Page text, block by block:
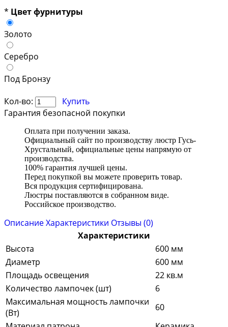
* Цвет фурнитуры
Золото
Серебро
Под Бронзу
Кол-во:
Купить
Гарантия безопасной покупки
Оплата при получении заказа.
Официальный сайт по производству люстр Гусь-
Хрустальный, официальные цены напрямую от
производства.
100% гарантия лучшей цены.
Перед покупкой вы можете проверить товар.
Вся продукция сертифицирована.
Люстры поставляются в собранном виде.
Российское производство.
ОписаниеХарактеристики Отзывы (0)
Характеристики
Высота
600 мм
Диаметр
600 мм
Площадь освещения
22 кв.м
Количество лампочек (шт)
6
Максимальная мощность лампочки
(Вт)
60